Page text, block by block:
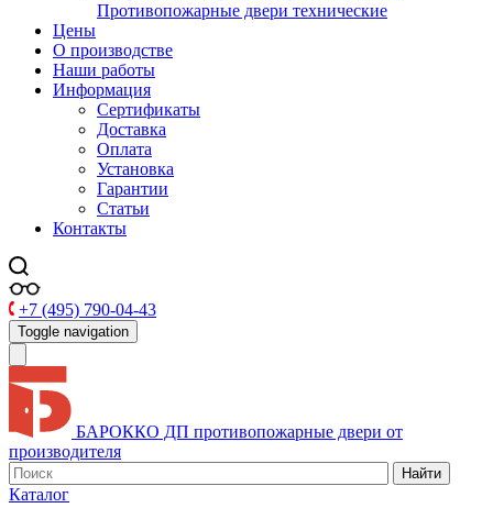
Противопожарные двери технические
Цены
О производстве
Наши работы
Информация
Сертификаты
Доставка
Оплата
Установка
Гарантии
Статьи
Контакты
+7 (495) 790-04-43
Toggle navigation
БАРОККО ДП противопожарные двери от
производителя
Найти
Каталог